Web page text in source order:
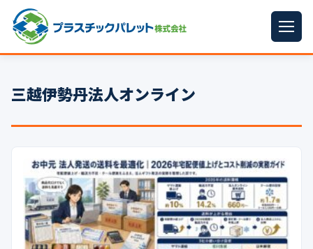
パレットサイズ
プラパレット ▼
コンテナ
中古パレット
再生原料
三越伊勢丹法人オンライン